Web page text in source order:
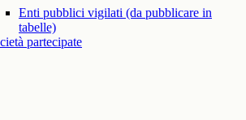
Enti pubblici vigilati (da pubblicare in
tabelle)
partecipate